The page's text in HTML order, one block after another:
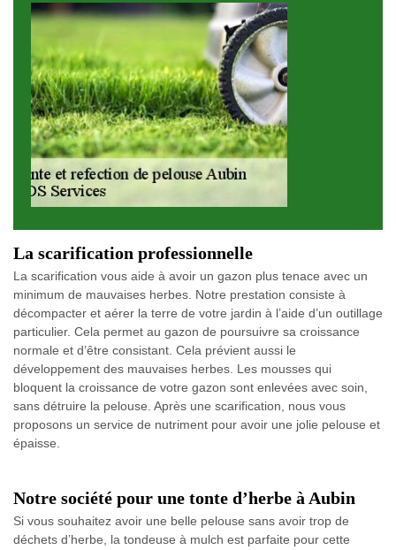
La scarification professionnelle
La scarification vous aide à avoir un gazon plus tenace avec un
minimum de mauvaises herbes. Notre prestation consiste à
décompacter et aérer la terre de votre jardin à l’aide d’un outillage
particulier. Cela permet au gazon de poursuivre sa croissance
normale et d’être consistant. Cela prévient aussi le
développement des mauvaises herbes. Les mousses qui
bloquent la croissance de votre gazon sont enlevées avec soin,
sans détruire la pelouse. Après une scarification, nous vous
proposons un service de nutriment pour avoir une jolie pelouse et
épaisse.
Notre société pour une tonte d’herbe à Aubin
Si vous souhaitez avoir une belle pelouse sans avoir trop de
déchets d’herbe, la tondeuse à mulch est parfaite pour cette